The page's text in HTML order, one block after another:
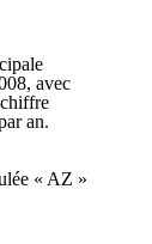
avec
an.
« AZ »